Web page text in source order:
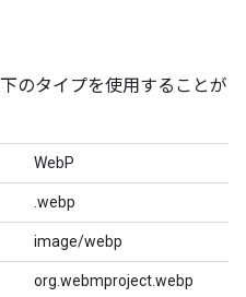
のタイプを使用することが
WebP
.webp
image/webp
org.webmproject.webp